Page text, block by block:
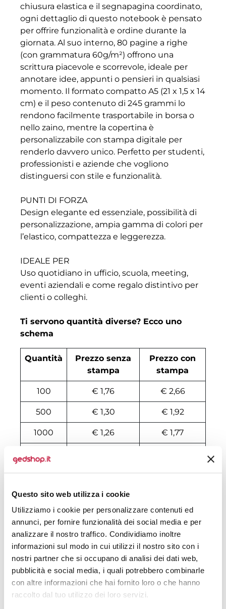
Questo sito web utilizza i cookie
Utilizziamo i cookie per personalizzare contenuti ed
annunci, per fornire funzionalità dei social media e per
analizzare il nostro traffico. Condividiamo inoltre
informazioni sul modo in cui utilizzi il nostro sito con i
nostri partner che si occupano di analisi dei dati web,
pubblicità e social media, i quali potrebbero combinarle
con altre informazioni che hai fornito loro o che hanno
raccolto dal tuo utilizzo dei loro servizi.
chiusura elastica e il segnapagina coordinato,
ogni dettaglio di questo notebook è pensato
per offrire funzionalità e ordine durante la
giornata. Al suo interno, 80 pagine a righe
(con grammatura 60g/m²) offrono una
scrittura piacevole e scorrevole, ideale per
annotare idee, appunti o pensieri in qualsiasi
momento. Il formato compatto A5 (21 x 1,5 x 14
cm) e il peso contenuto di 245 grammi lo
rendono facilmente trasportabile in borsa o
nello zaino, mentre la copertina è
personalizzabile con stampa digitale per
renderlo davvero unico. Perfetto per studenti,
professionisti e aziende che vogliono
distinguersi con stile e funzionalità.
PUNTI DI FORZA
Design elegante ed essenziale, possibilità di
personalizzazione, ampia gamma di colori per
l’elastico, compattezza e leggerezza.
IDEALE PER
Uso quotidiano in ufficio, scuola, meeting,
eventi aziendali e come regalo distintivo per
clienti o colleghi.
Ti servono quantità diverse? Ecco uno
schema
Quantità
Prezzo senza
stampa
Prezzo con
stampa
100 € 1,76 € 2,66
500 € 1,30 € 1,92
1000 € 1,26 € 1,77
3000 € 1,22 € 1,57
4000 € 1,20
5000 € 1,17 € 1,46
6000 € 1,14 € 1,43
7000 € 1,13 € 1,41
8000 € 1,13 € 1,39
10000 € 1,13